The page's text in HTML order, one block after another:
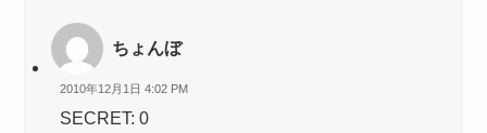
ちょんぼ
2010年12月1日 4:02 PM
SECRET: 0